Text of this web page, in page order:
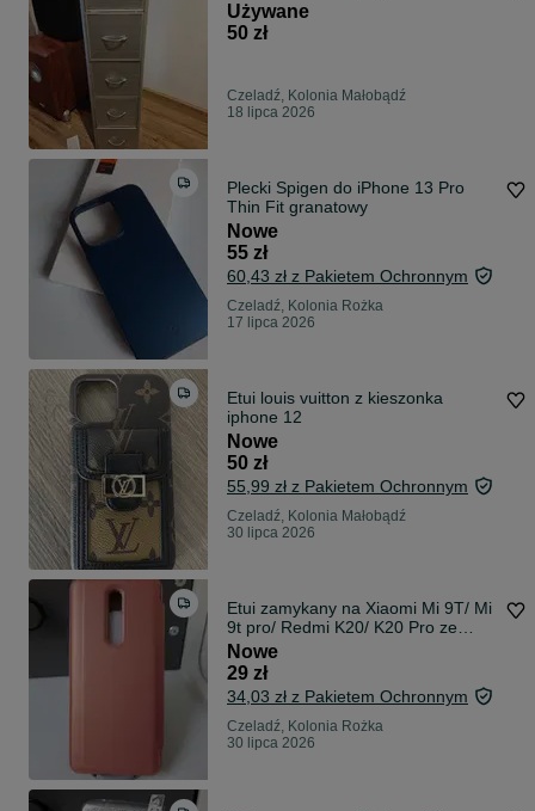
Używane
50 zł
Czeladź, Kolonia Małobądź
18 lipca 2026
Plecki Spigen do iPhone 13 Pro
Thin Fit granatowy
Nowe
55 zł
60,43 zł z Pakietem Ochronnym
Czeladź, Kolonia Rożka
17 lipca 2026
Etui louis vuitton z kieszonka
iphone 12
Nowe
50 zł
55,99 zł z Pakietem Ochronnym
Czeladź, Kolonia Małobądź
30 lipca 2026
Etui zamykany na Xiaomi Mi 9T/ Mi
9t pro/ Redmi K20/ K20 Pro ze
szkłem
Nowe
29 zł
34,03 zł z Pakietem Ochronnym
Czeladź, Kolonia Rożka
30 lipca 2026